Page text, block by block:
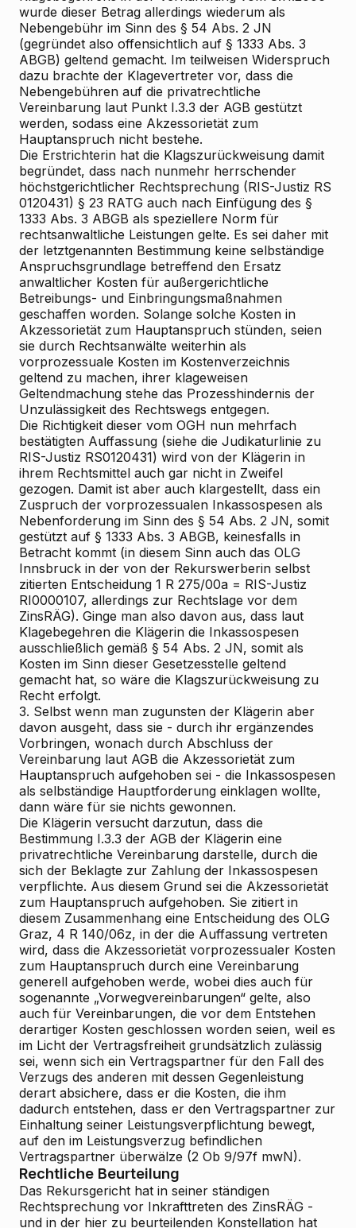
wurde dieser Betrag allerdings wiederum als
Nebengebühr im Sinn des § 54 Abs. 2 JN
(gegründet also offensichtlich auf § 1333 Abs. 3
ABGB) geltend gemacht. Im teilweisen Widerspruch
dazu brachte der Klagevertreter vor, dass die
Nebengebühren auf die privatrechtliche
Vereinbarung laut Punkt I.3.3 der AGB gestützt
werden, sodass eine Akzessorietät zum
Hauptanspruch nicht bestehe.
Die Erstrichterin hat die Klagszurückweisung damit
begründet, dass nach nunmehr herrschender
höchstgerichtlicher Rechtsprechung (RIS-Justiz RS
0120431) § 23 RATG auch nach Einfügung des §
1333 Abs. 3 ABGB als speziellere Norm für
rechtsanwaltliche Leistungen gelte. Es sei daher mit
der letztgenannten Bestimmung keine selbständige
Anspruchsgrundlage betreffend den Ersatz
anwaltlicher Kosten für außergerichtliche
Betreibungs- und Einbringungsmaßnahmen
geschaffen worden. Solange solche Kosten in
Akzessorietät zum Hauptanspruch stünden, seien
sie durch Rechtsanwälte weiterhin als
vorprozessuale Kosten im Kostenverzeichnis
geltend zu machen, ihrer klageweisen
Geltendmachung stehe das Prozesshindernis der
Unzulässigkeit des Rechtswegs entgegen.
Die Richtigkeit dieser vom OGH nun mehrfach
bestätigten Auffassung (siehe die Judikaturlinie zu
RIS-Justiz RS0120431) wird von der Klägerin in
ihrem Rechtsmittel auch gar nicht in Zweifel
gezogen. Damit ist aber auch klargestellt, dass ein
Zuspruch der vorprozessualen Inkassospesen als
Nebenforderung im Sinn des § 54 Abs. 2 JN, somit
gestützt auf § 1333 Abs. 3 ABGB, keinesfalls in
Betracht kommt (in diesem Sinn auch das OLG
Innsbruck in der von der Rekurswerberin selbst
zitierten Entscheidung 1 R 275/00a = RIS-Justiz
RI0000107, allerdings zur Rechtslage vor dem
ZinsRÄG). Ginge man also davon aus, dass laut
Klagebegehren die Klägerin die Inkassospesen
ausschließlich gemäß § 54 Abs. 2 JN, somit als
Kosten im Sinn dieser Gesetzesstelle geltend
gemacht hat, so wäre die Klagszurückweisung zu
Recht erfolgt.
3. Selbst wenn man zugunsten der Klägerin aber
davon ausgeht, dass sie - durch ihr ergänzendes
Vorbringen, wonach durch Abschluss der
Vereinbarung laut AGB die Akzessorietät zum
Hauptanspruch aufgehoben sei - die Inkassospesen
als selbständige Hauptforderung einklagen wollte,
dann wäre für sie nichts gewonnen.
Die Klägerin versucht darzutun, dass die
Bestimmung I.3.3 der AGB der Klägerin eine
privatrechtliche Vereinbarung darstelle, durch die
sich der Beklagte zur Zahlung der Inkassospesen
verpflichte. Aus diesem Grund sei die Akzessorietät
zum Hauptanspruch aufgehoben. Sie zitiert in
diesem Zusammenhang eine Entscheidung des OLG
Graz, 4 R 140/06z, in der die Auffassung vertreten
wird, dass die Akzessorietät vorprozessualer Kosten
zum Hauptanspruch durch eine Vereinbarung
generell aufgehoben werde, wobei dies auch für
sogenannte „Vorwegvereinbarungen“ gelte, also
auch für Vereinbarungen, die vor dem Entstehen
derartiger Kosten geschlossen worden seien, weil es
im Licht der Vertragsfreiheit grundsätzlich zulässig
sei, wenn sich ein Vertragspartner für den Fall des
Verzugs des anderen mit dessen Gegenleistung
derart absichere, dass er die Kosten, die ihm
dadurch entstehen, dass er den Vertragspartner zur
Einhaltung seiner Leistungsverpflichtung bewegt,
auf den im Leistungsverzug befindlichen
Vertragspartner überwälze (2 Ob 9/97f mwN).
Rechtliche Beurteilung
Das Rekursgericht hat in seiner ständigen
Rechtsprechung vor Inkrafttreten des ZinsRÄG -
und in der hier zu beurteilenden Konstellation hat